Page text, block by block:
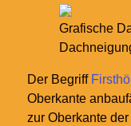
Grafische
Der Begriff
Oberkante
zur Oberkante